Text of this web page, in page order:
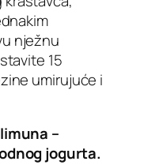
nježnu
15
umirujuće i
–
jogurta.